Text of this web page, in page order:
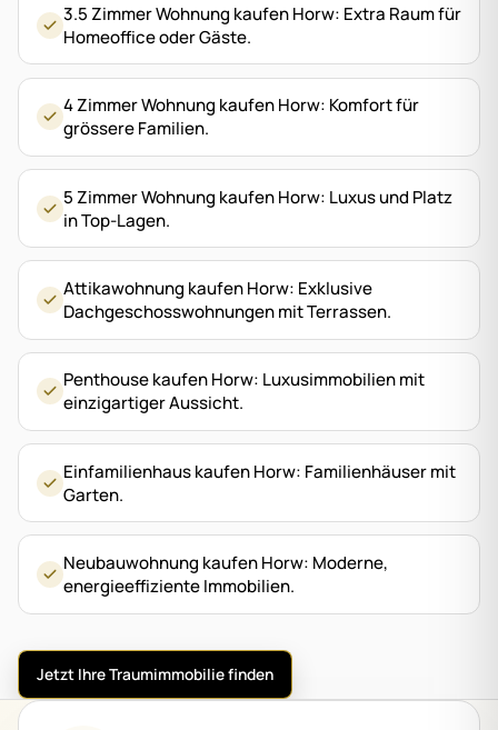
3.5 Zimmer Wohnung kaufen Horw: Extra Raum für
Homeoffice oder Gäste.
4 Zimmer Wohnung kaufen Horw: Komfort für
grössere Familien.
5 Zimmer Wohnung kaufen Horw: Luxus und Platz
in Top-Lagen.
Attikawohnung kaufen Horw: Exklusive
Dachgeschosswohnungen mit Terrassen.
Penthouse kaufen Horw: Luxusimmobilien mit
einzigartiger Aussicht.
Einfamilienhaus kaufen Horw: Familienhäuser mit
Garten.
Neubauwohnung kaufen Horw: Moderne,
energieeffiziente Immobilien.
Jetzt Ihre Traumimmobilie finden